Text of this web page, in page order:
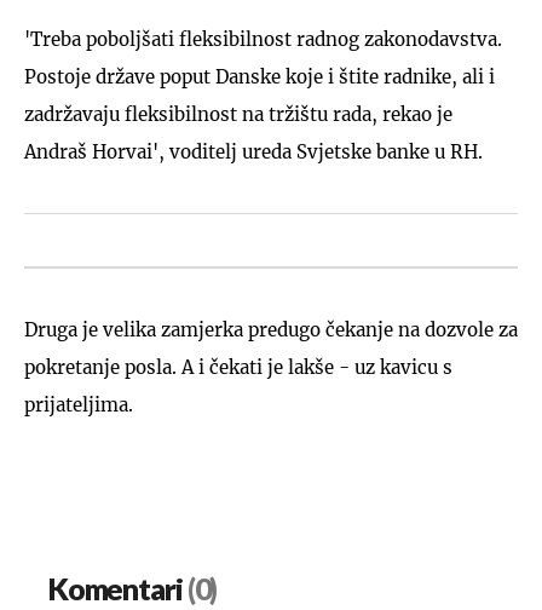
'Treba poboljšati fleksibilnost radnog zakonodavstva.
Postoje države poput Danske koje i štite radnike, ali i
zadržavaju fleksibilnost na tržištu rada, rekao je
Andraš Horvai', voditelj ureda Svjetske banke u RH.
Druga je velika zamjerka predugo čekanje na dozvole za
pokretanje posla. A i čekati je lakše - uz kavicu s
prijateljima.
Komentari(0)